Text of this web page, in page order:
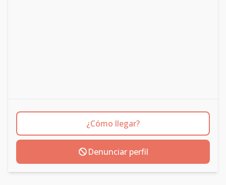
¿Cómo llegar?
Denunciar perfil